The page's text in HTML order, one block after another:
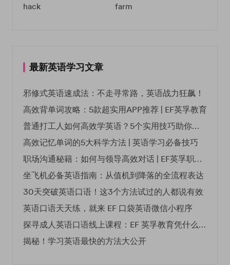
hack
farm
最新英语学习文章
邪修式英语速成法：不走寻常路，英语战力狂飙！
高效背单词攻略：5款超实用APP推荐 | EF英孚教育
普通打工人如何高效学英语？5个实用技巧助你突破职场瓶颈
高效记忆单词的5大科学方法 | 英语学习必备技巧
职场沟通秘籍：如何与领导高效对话 | EF英孚职场指南
坐飞机必备英语指南：从值机到降落的全流程表达
30天突破英语口语！这3个方法试过的人都说有效
英语口语天天练，就来 EF 口袋英语微信小程序
探寻成人英语口语线上课程：EF 英孚教育凭什么领航
揭秘！学习英语最快的方法大公开